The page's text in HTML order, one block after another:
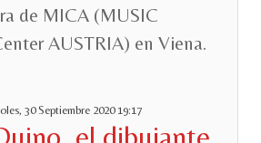
de MICA (MUSIC
AUSTRIA) en Viena.
30 Septiembre 2020 19:17